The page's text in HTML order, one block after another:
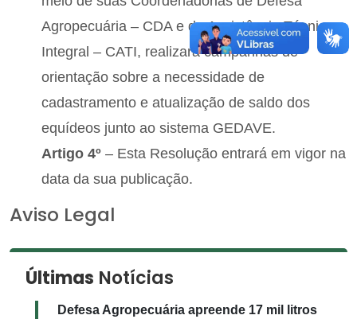
Agropecuária – CDA e de Assistência Técnica
Integral – CATI, realizará campanhas de
orientação sobre a necessidade de
cadastramento e atualização de saldo dos
equídeos junto ao sistema GEDAVE.
Artigo 4º – Esta Resolução entrará em vigor na
data da sua publicação.
Aviso Legal
Últimas Notícias
Defesa Agropecuária apreende 17 mil litros